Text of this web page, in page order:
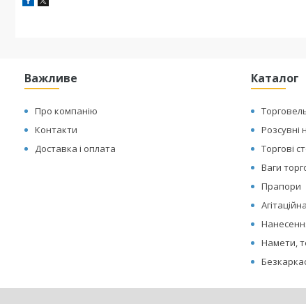
Важливе
Про компанію
Контакти
Доставка і оплата
Каталог
Розсувні
Торгові
Ваги
Прапори
Намети,